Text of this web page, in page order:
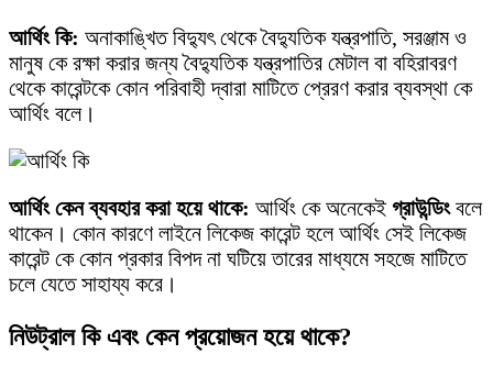
আর্থিং কি: অনাকাঙ্খিত বিদ্যুৎ থেকে বৈদ্যুতিক যন্ত্রপাতি, সরঞ্জাম ও
মানুষ কে রক্ষা করার জন্য বৈদ্যুতিক যন্ত্রপাতির মেটাল বা বহিরাবরণ
থেকে কারেন্টকে কোন পরিবাহী দ্বারা মাটিতে প্রেরণ করার ব্যবস্থা কে
আর্থিং বলে।
আর্থিং কেন ব্যবহার করা হয়ে থাকে: আর্থিং কে অনেকেই গ্রাউন্ডিংবলে
থাকেন। কোন কারণে লাইনে লিকেজ কারেন্ট হলে আর্থিং সেই লিকেজ
কারেন্ট কে কোন প্রকার বিপদ না ঘটিয়ে তারের মাধ্যমে সহজে মাটিতে
চলে যেতে সাহায্য করে।
নিউট্রাল কি এবং কেন প্রয়োজন হয়ে থাকে?